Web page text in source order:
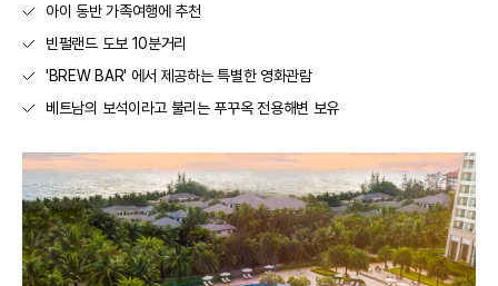
아이 동반 가족여행에 추천
빈펄랜드 도보 10분거리
'BREW BAR' 에서 제공하는 특별한 영화관람
베트남의 보석이라고 불리는 푸꾸옥 전용해변 보유